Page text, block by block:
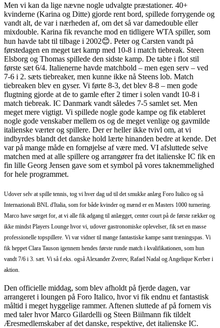
Men vi kan da lige nævne nogle udvalgte præstationer. 40+
kvinderne (Karina og Ditte) gjorde rent bord, spillede forrygende og
vandt alt, de var i nærheden af, om det så var damedouble eller
mixdouble. Karina fik revanche mod en tidligere WTA spiller, som
hun havde tabt til tilbage i 2002😊. Peter og Carsten vandt på
førstedagen en meget tæt kamp med 10-8 i match tiebreak. Steen
Elsborg og Thomas spillede den sidste kamp. De tabte i flot stil
første sæt 6/4. Italienerne havde matchbold – men egen serv – ved
7-6 i 2. sæts tiebreaker, men kunne ikke nå Steens lob. Match
tiebreaken blev en gyser. Vi førte 8-3, det blev 8-8 – men gode
flugtning gjorde at de to gamle efter 2 timer i solen vandt 10-8 i
match tiebreak. IC Danmark vandt således 7-5 samlet set. Men
meget mere vigtigt. Vi spillede nogle gode kampe og fik etableret
nogle gode venskaber mellem os og de meget venlige og gavmilde
italienske værter og spillere. Der er heller ikke tvivl om, at vi
indbyrdes blandt det danske hold lærte hinanden bedre at kende. Det
var på mange måde en fornøjelse af være med. VI afsluttede selve
matchen med at alle spillere og arrangører fra det italienske IC fik en
fin lille Georg Jensen gave som et symbol på vores taknemmelighed
for hele programmet.
Udover selv at spille tennis, tog vi hver dag ud til det smukke anlæg Foro Italico og så
Internazionali BNL d'Italia, som for både kvinder og mænd er en Masters 1000 turnering.
Marco have sørget for, at vi alle fik adgang til anlægget, center court på de første rækker og
ikke mindst Players Lounge hvor vi, udover gastronomiske oplevelser, fik set en masse
professionelle topspillere. Vi var vidner til mange fantastiske kampe samt træningspas. Vi
fik heppet Clara Tauson igennem hendes første runde match i kvalifikationen, som hun
vandt 7/6 i 3. sæt. Vi så f.eks. også Alexander Zverev, Rafael Nadal og Angelique Kerber i
aktion.
Den officielle middag, som blev afholdt på fjerde dagen, var
arrangeret i loungen på Foro Italico, hvor vi fik endnu et fantastisk
måltid i meget hyggelige rammer. Aftenen sluttede af på fornem vis
med taler hvor Marco Gilardelli og Steen Biilmann fik tildelt
Æresmedlemskaber af det danske, respektive, det italienske IC.